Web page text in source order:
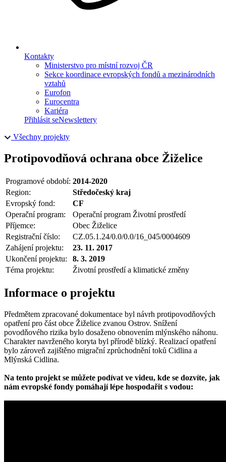
Kontakty
Ministerstvo pro místní rozvoj ČR
Sekce koordinace evropských fondů a mezinárodních
vztahů
Eurofon
Eurocentra
Kariéra
Přihlásit seNewslettery
Všechny projekty
Protipovodňová ochrana obce Žiželice
Programové období: 2014-2020
Region:
Středočeský kraj
Evropský fond:
CF
Operační program:
Operační program Životní prostředí
Příjemce:
Obec Žiželice
Registrační číslo:
CZ.05.1.24/0.0/0.0/16_045/0004609
Zahájení projektu:
23. 11. 2017
Ukončení projektu:
8. 3. 2019
Téma projektu:
Životní prostředí a klimatické změny
Informace o projektu
Předmětem zpracované dokumentace byl návrh protipovodňových
opatření pro část obce Žiželice zvanou Ostrov. Snížení
povodňového rizika bylo dosaženo obnovením mlýnského náhonu.
Charakter navrženého koryta byl přírodě blízký. Realizací opatření
bylo zároveň zajištěno migrační zprůchodnění toků Cidlina a
Mlýnská Cidlina.
Na tento projekt se můžete podívat ve videu, kde se dozvíte, jak
nám evropské fondy pomáhají lépe hospodařit s vodou: